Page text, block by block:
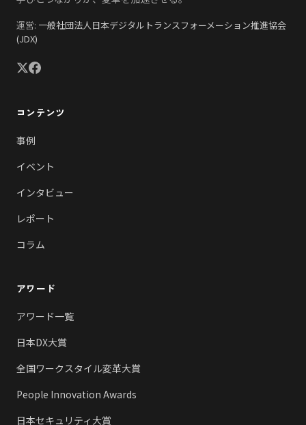
運営: 一般社団法人日本デジタルトランスフォーメーション推進協会
(JDX)
コンテンツ
事例
イベント
インタビュー
レポート
コラム
アワード
アワード一覧
日本DX大賞
全国ワークスタイル変革大賞
People Innovation Awards
日本セキュリティ大賞